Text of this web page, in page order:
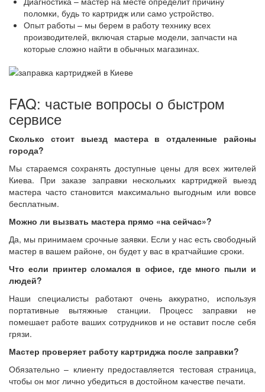
поломки, будь то картридж или само устройство.
Опыт работы – мы берем в работу технику всех
производителей, включая старые модели, запчасти на
которые сложно найти в обычных магазинах.
FAQ: частые вопросы о быстром
сервисе
Сколько стоит выезд мастера в отдаленные районы
города?
Мы стараемся сохранять доступные цены для всех жителей
Киева. При заказе заправки нескольких картриджей выезд
мастера часто становится максимально выгодным или вовсе
бесплатным.
Можно ли вызвать мастера прямо «на сейчас»?
Да, мы принимаем срочные заявки. Если у нас есть свободный
мастер в вашем районе, он будет у вас в кратчайшие сроки.
Что если принтер сломался в офисе, где много пыли и
людей?
Наши специалисты работают очень аккуратно, используя
портативные вытяжные станции. Процесс заправки не
помешает работе ваших сотрудников и не оставит после себя
грязи.
Мастер проверяет работу картриджа после заправки?
Обязательно – клиенту предоставляется тестовая страница,
чтобы он мог лично убедиться в достойном качестве печати.